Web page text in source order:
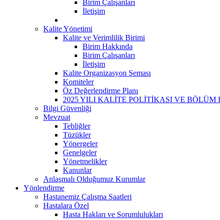
Birim Çalışanları
İletişim
Kalite Yönetimi
Kalite ve Verimlilik Birimi
Birim Hakkında
Birim Çalışanları
İletişim
Kalite Organizasyon Şeması
Komiteler
Öz Değerlendirme Planı
2025 YILI KALİTE POLİTİKASI VE BÖLÜM
Bilgi Güvenliği
Mevzuat
Tebliğler
Tüzükler
Yönergeler
Genelgeler
Yönetmelikler
Kanunlar
Anlaşmalı Olduğumuz Kurumlar
Yönlendirme
Hastanemiz Çalışma Saatleri
Hastalara Özel
Hasta Hakları ve Sorumlulukları